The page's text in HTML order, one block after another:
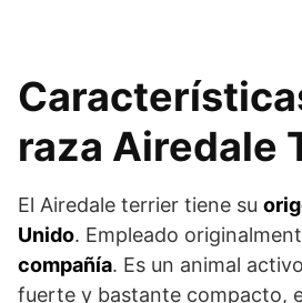
raza Airedale
El Airedale terrier tiene su
Unido. Empleado
compañía. Es un animal
fuerte y bastante compacto,